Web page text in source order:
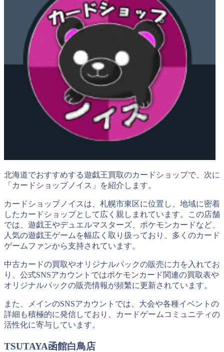
北海道でおすすめする遊戯王買取のカードショップで、次に
「カードショップノイス」を紹介します。
カードショップノイスは、札幌市東区に位置し、地域に密着
したカードショップとして広く親しまれています。この店舗
では、遊戯王やデュエルマスターズ、ポケモンカードなど、
人気の遊戯王ゲームを幅広く取り扱っており、多くのカード
ゲームファンから支持されています。
中古カードの買取やオリジナルパックの販売に力を入れてお
り、公式SNSアカウントではポケモンカード関連の買取表や
オリジナルパックの販売情報が頻繁に更新されています。
また、メインのSNSアカウントでは、大会や各種イベントの
詳細も積極的に発信しており、カードゲームコミュニティの
活性化に寄与しています。
TSUTAYA函館白鳥店